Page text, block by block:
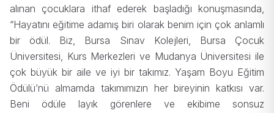
alınan çocuklara ithaf ederek başladığı konuşmasında,
“Hayatını eğitime adamış biri olarak benim için çok anlamlı
bir ödül. Biz, Bursa Sınav Kolejleri, Bursa Çocuk
Üniversitesi, Kurs Merkezleri ve Mudanya Üniversitesi ile
çok büyük bir aile ve iyi bir takımız. Yaşam Boyu Eğitim
Ödülü’nü almamda takımımızın her bireyinin katkısı var.
Beni ödüle layık görenlere ve ekibime sonsuz